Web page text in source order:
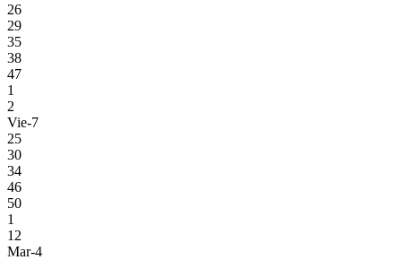
26
29
35
38
47
1
2
Vie-7
25
30
34
46
50
1
12
Mar-4